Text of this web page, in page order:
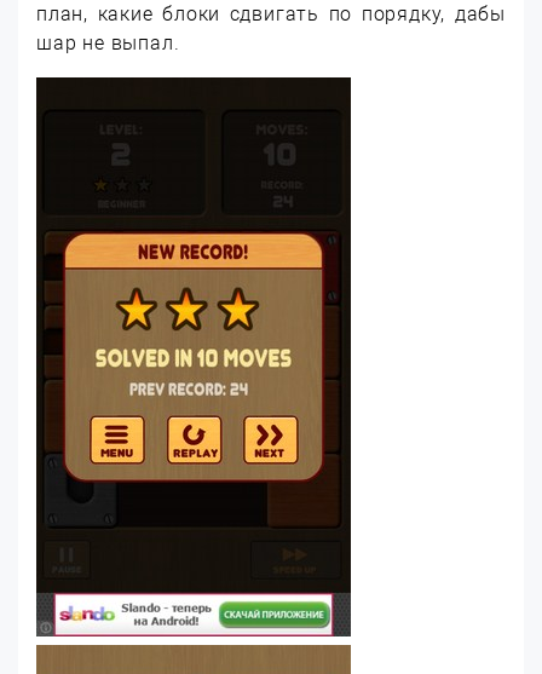
план, какие блоки сдвигать по порядку, дабы
шар не выпал.